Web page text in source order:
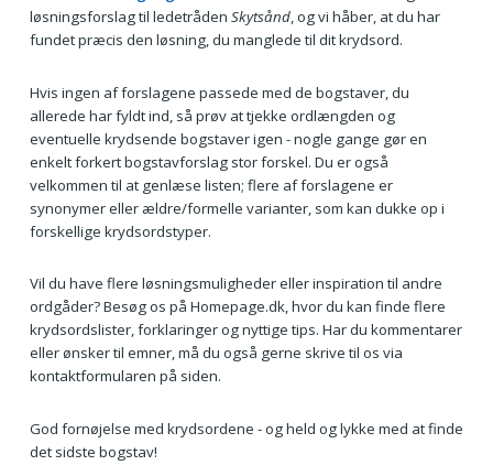
løsningsforslag til ledetråden Skytsånd, og vi håber, at du har
fundet præcis den løsning, du manglede til dit krydsord.
Hvis ingen af forslagene passede med de bogstaver, du
allerede har fyldt ind, så prøv at tjekke ordlængden og
eventuelle krydsende bogstaver igen - nogle gange gør en
enkelt forkert bogstavforslag stor forskel. Du er også
velkommen til at genlæse listen; flere af forslagene er
synonymer eller ældre/formelle varianter, som kan dukke op i
forskellige krydsordstyper.
Vil du have flere løsningsmuligheder eller inspiration til andre
ordgåder? Besøg os på Homepage.dk, hvor du kan finde flere
krydsordslister, forklaringer og nyttige tips. Har du kommentarer
eller ønsker til emner, må du også gerne skrive til os via
kontaktformularen på siden.
God fornøjelse med krydsordene - og held og lykke med at finde
det sidste bogstav!